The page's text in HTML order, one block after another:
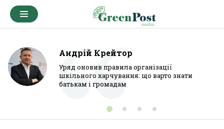
Андрій Крейтор
Уряд оновив правила організації
шкільного харчування: що варто знати
батькам і громадам